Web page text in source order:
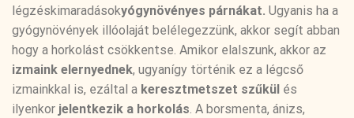
légzéskimaradásokyógynövényes párnákat. Ugyanis ha a
gyógynövények illóolaját belélegezzünk, akkor segít abban
hogy a horkolást csökkentse. Amikor elalszunk, akkor az
izmaink elernyednek, ugyanígy történik ez a légcső
izmainkkal is, ezáltal a keresztmetszet szűkül és
ilyenkor jelentkezik a horkolás. A borsmenta, ánizs,